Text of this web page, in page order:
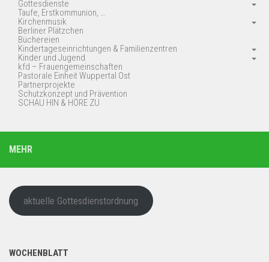
Gottesdienste
Taufe, Erstkommunion, …
Kirchenmusik
Berliner Plätzchen
Büchereien
Kindertageseinrichtungen & Familienzentren
Kinder und Jugend
kfd – Frauengemeinschaften
Pastorale Einheit Wuppertal Ost
Partnerprojekte
Schutzkonzept und Prävention
SCHAU HIN & HÖRE ZU
MEHR
aktuelle Gottesdienstordnung
WOCHENBLATT